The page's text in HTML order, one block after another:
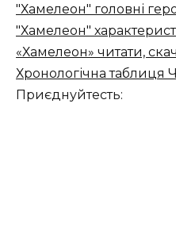
"Хамелеон" головні
"Хамелеон"
«Хамелеон» читати,
Хронологічна таблиця
Приєднуйтесть: